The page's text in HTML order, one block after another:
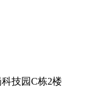
技园C栋2楼